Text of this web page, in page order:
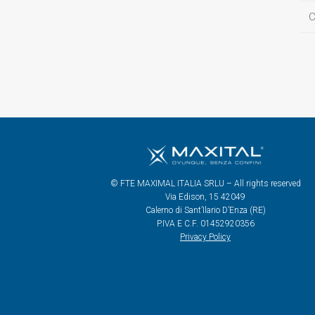
© FTE MAXIMAL ITALIA SRLU – All rights reserved
Via Edison, 15 42049
Calerno di Sant’Ilario D’Enza (RE)
P.IVA E C.F. 01452920356
Privacy Policy